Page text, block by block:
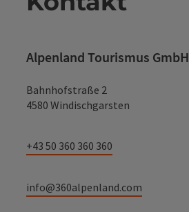
Alpenland Tourismus GmbH
Bahnhofstraße 2
4580 Windischgarsten
+43 50 360 360 360
info@360alpenland.com